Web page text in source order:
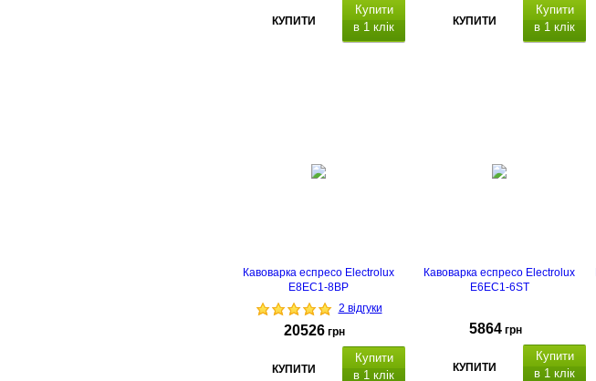
КУПИТИ
Купити
в 1 клік
КУПИТИ
Купити
в 1 клік
Кавоварка еспресо Electrolux
E8EC1-8BP
2 відгуки
20526 грн
КУПИТИ
Купити
в 1 клік
Кавоварка еспресо Electrolux
E6EC1-6ST
5864 грн
КУПИТИ
Купити
в 1 клік